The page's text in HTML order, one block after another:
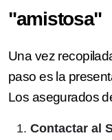
"amistosa"
Una vez
paso es la
Los asegurados
Contactar al